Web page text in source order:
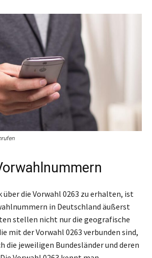
über die Vorwahl 0263 zu erhalten, ist
in Deutschland äußerst
stellen nicht nur die geografische
mit der Vorwahl 0263 verbunden sind,
die jeweiligen Bundesländer und deren